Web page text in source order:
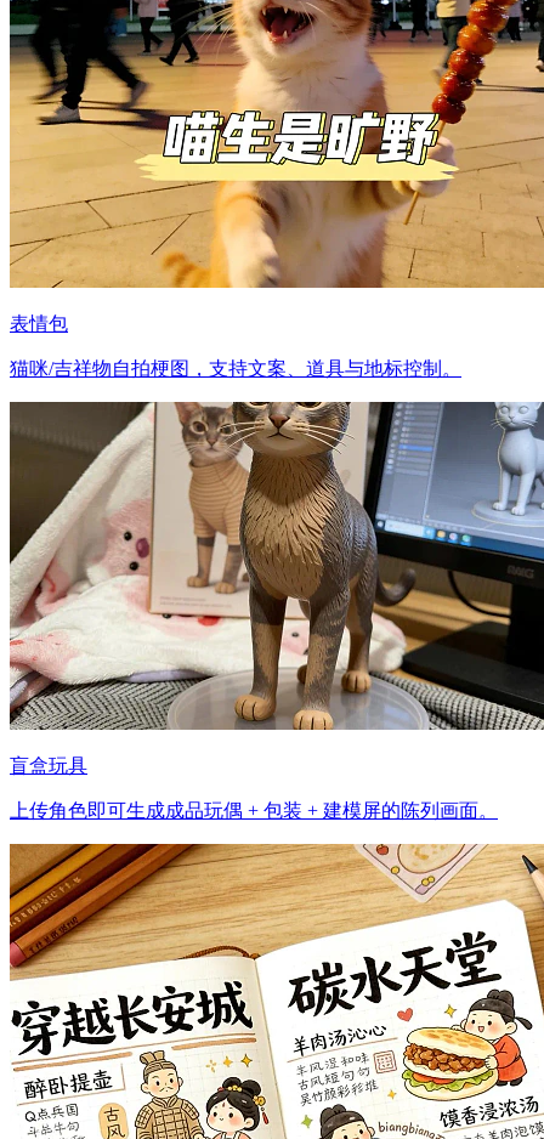
表情包
猫咪/吉祥物自拍梗图，支持文案、道具与地标控制。
盲盒玩具
上传角色即可生成成品玩偶 + 包装 + 建模屏的陈列画面。